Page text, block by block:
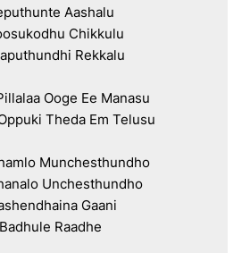
Aashalu
Chikkulu
Rekkalu
Ooge Ee Manasu
Theda Em Telusu
Munchesthundho
Unchesthundho
Gaani
Badhule Raadhe